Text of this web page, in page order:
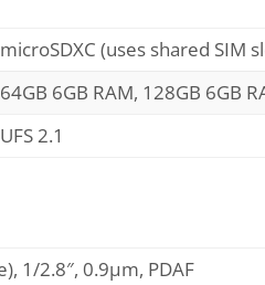
microSDXC (uses shared SIM
64GB 6GB RAM, 128GB 6GB
UFS 2.1
1/2.8″, 0.9µm, PDAF